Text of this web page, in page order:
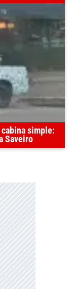
cabina simple:
Saveiro